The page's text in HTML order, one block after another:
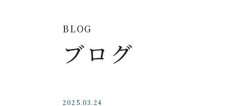
BLOG
ブログ
2025.03.24